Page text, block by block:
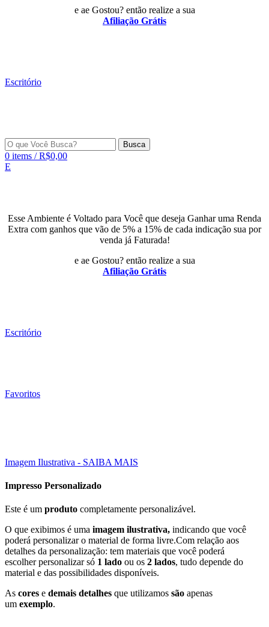
e ae Gostou? então realize a sua
Afiliação Grátis
Escritório
Busca
0 items / R$0,00
E
Esse Ambiente é Voltado para Você que deseja Ganhar uma Renda
Extra com ganhos que vão de 5% a 15% de cada indicação sua por
venda já Faturada!
e ae Gostou? então realize a sua
Afiliação Grátis
Escritório
Favoritos
33X48CM (A3)
Imagem Ilustrativa - SAIBA MAIS
Impresso Personalizado
Este é um produto completamente personalizável.
O que exibimos é uma imagem ilustrativa, indicando que você
poderá personalizar o material de forma livre.Com relação aos
detalhes da personalização: tem materiais que você poderá
escolher personalizar só 1 lado ou os 2 lados, tudo depende do
material e das possibilidades disponíveis.
As cores e demais detalhes que utilizamos são apenas
um exemplo.